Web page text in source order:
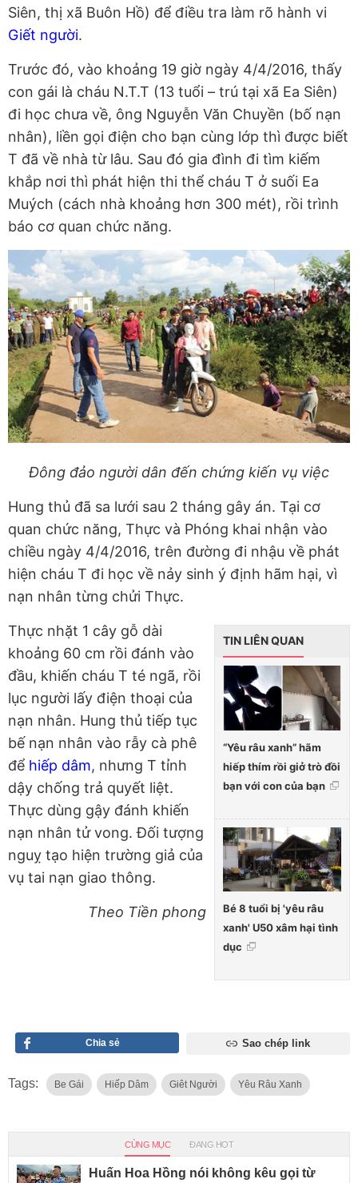
Siên, thị xã Buôn Hồ) để điều tra làm rõ hành vi
Giết người.
Trước đó, vào khoảng 19 giờ ngày 4/4/2016, thấy
con gái là cháu N.T.T (13 tuổi – trú tại xã Ea Siên)
đi học chưa về, ông Nguyễn Văn Chuyền (bố nạn
nhân), liền gọi điện cho bạn cùng lớp thì được biết
T đã về nhà từ lâu. Sau đó gia đình đi tìm kiếm
khắp nơi thì phát hiện thi thể cháu T ở suối Ea
Muých (cách nhà khoảng hơn 300 mét), rồi trình
báo cơ quan chức năng.
Đông đảo người dân đến chứng kiến vụ việc
Hung thủ đã sa lưới sau 2 tháng gây án. Tại cơ
quan chức năng, Thực và Phóng khai nhận vào
chiều ngày 4/4/2016, trên đường đi nhậu về phát
hiện cháu T đi học về nảy sinh ý định hãm hại, vì
nạn nhân từng chửi Thực.
TIN LIÊN QUAN
“Yêu râu xanh” hãm
hiếp thím rồi giở trò đồi
bạn với con của bạn
Bé 8 tuổi bị 'yêu râu
xanh' U50 xâm hại tình
dục
Thực nhặt 1 cây gỗ dài
khoảng 60 cm rồi đánh vào
đầu, khiến cháu T té ngã, rồi
lục người lấy điện thoại của
nạn nhân. Hung thủ tiếp tục
bế nạn nhân vào rẫy cà phê
để hiếp dâm, nhưng T tỉnh
dậy chống trả quyết liệt.
Thực dùng gậy đánh khiến
nạn nhân tử vong. Đối tượng
nguỵ tạo hiện trường giả của
vụ tai nạn giao thông.
Theo Tiền phong
Chia sẻ Sao chép link
Tags: Be Gái Hiếp Dâm Giêt Người Yêu Râu Xanh
CÙNG MỤC ĐANG HOT
Huấn Hoa Hồng nói không kêu gọi từ